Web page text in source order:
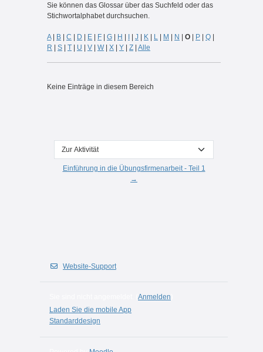
Sie können das Glossar über das Suchfeld oder das
Stichwortalphabet durchsuchen.
A| B | C | D | E | F | G | H | I | J | K | L | M | N | O | P | Q |
R | S | T | U | V | W| X | Y | Z | Alle
Keine Einträge in diesem Bereich
Zur Aktivität
Einführung in die Übungsfirmenarbeit - Teil 1
→
Website-Support
Anmelden
Laden Sie die mobile App
Standarddesign